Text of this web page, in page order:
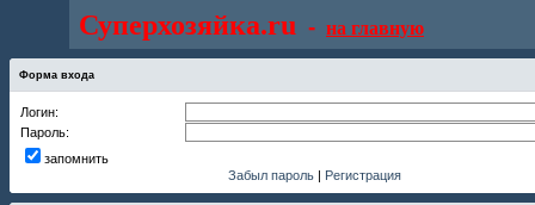
Суперхозяйка.ru - на главную
Форма входа
Логин:
Пароль:
запомнить
Забыл пароль | Регистрация